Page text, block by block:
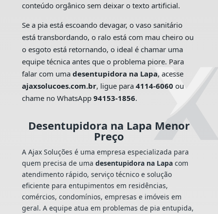
conteúdo orgânico sem deixar o texto artificial.
Se a pia está escoando devagar, o vaso sanitário
está transbordando, o ralo está com mau cheiro ou
o esgoto está retornando, o ideal é chamar uma
equipe técnica antes que o problema piore. Para
falar com uma desentupidora na Lapa, acesse
ajaxsolucoes.com.br, ligue para 4114-6060 ou
chame no WhatsApp 94153-1856.
Desentupidora na Lapa Menor
Preço
A Ajax Soluções é uma empresa especializada para
quem precisa de uma desentupidora na Lapacom
atendimento rápido, serviço técnico e solução
eficiente para entupimentos em residências,
comércios, condomínios, empresas e imóveis em
geral. A equipe atua em problemas de pia entupida,